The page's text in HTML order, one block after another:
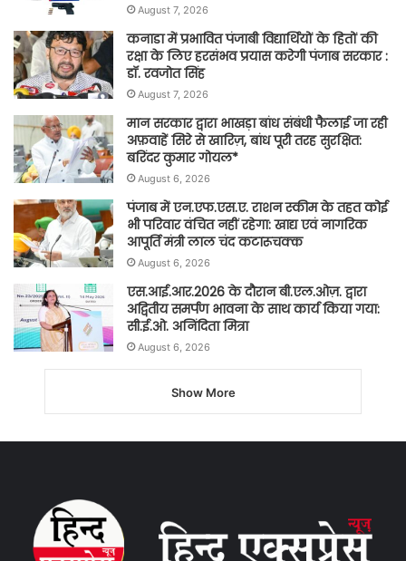
August 7, 2026
कनाडा में प्रभावित पंजाबी विद्यार्थियों के हितों की
रक्षा के लिए हरसंभव प्रयास करेगी पंजाब सरकार :
डॉ. रवजोत सिंह
August 7, 2026
मान सरकार द्वारा भाखड़ा बांध संबंधी फैलाई जा रही
अफ़वाहें सिरे से खारिज़, बांध पूरी तरह सुरक्षित:
बरिंदर कुमार गोयल*
August 6, 2026
पंजाब में एन.एफ.एस.ए. राशन स्कीम के तहत कोई
भी परिवार वंचित नहीं रहेगा: खाद्य एवं नागरिक
आपूर्ति मंत्री लाल चंद कटारूचक्क
August 6, 2026
एस.आई.आर.2026 के दौरान बी.एल.ओज़. द्वारा
अद्वितीय समर्पण भावना के साथ कार्य किया गया:
सी.ई.ओ. अनिंदिता मित्रा
August 6, 2026
Show More